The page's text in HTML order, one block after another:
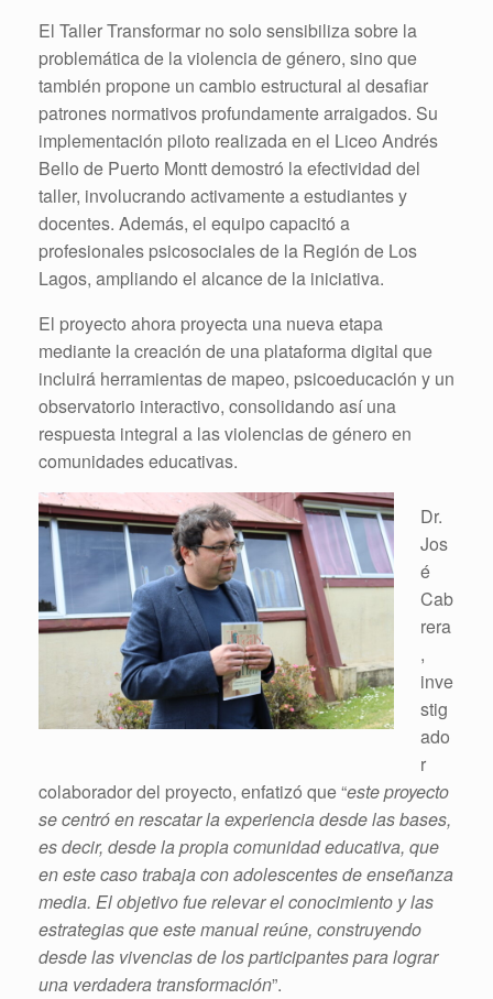
El Taller Transformar no solo sensibiliza sobre la
problemática de la violencia de género, sino que
también propone un cambio estructural al desafiar
patrones normativos profundamente arraigados. Su
implementación piloto realizada en el Liceo Andrés
Bello de Puerto Montt demostró la efectividad del
taller, involucrando activamente a estudiantes y
docentes. Además, el equipo capacitó a
profesionales psicosociales de la Región de Los
Lagos, ampliando el alcance de la iniciativa.
El proyecto ahora proyecta una nueva etapa
mediante la creación de una plataforma digital que
incluirá herramientas de mapeo, psicoeducación y un
observatorio interactivo, consolidando así una
respuesta integral a las violencias de género en
comunidades educativas.
Dr.
Jos
é
Cab
rera
,
inve
stig
ado
r
colaborador del proyecto, enfatizó que “este proyecto
se centró en rescatar la experiencia desde las bases,
es decir, desde la propia comunidad educativa, que
en este caso trabaja con adolescentes de enseñanza
media. El objetivo fue relevar el conocimiento y las
estrategias que este manual reúne, construyendo
desde las vivencias de los participantes para lograr
una verdadera transformación”.